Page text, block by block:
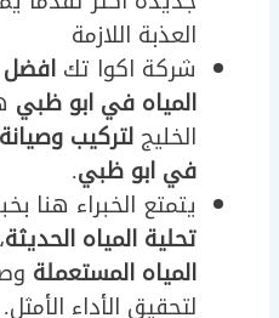
العذبة اللازمة
شركة اكوا تك
المياه في ابو ظبي
الخليج لتركيب
في ابو ظبي.
يتمتع الخبراء هنا
تحلية المياه الحديثة
المياه المستعملة
لتحقيق الأداء الأمثل.